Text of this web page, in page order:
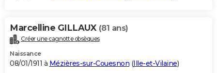
Marcelline GILLAUX (81 ans)
Créer une cagnotte obsèques
Naissance
08/01/1911 à Mézières-sur-Couesnon (Ille-et-Vilaine)